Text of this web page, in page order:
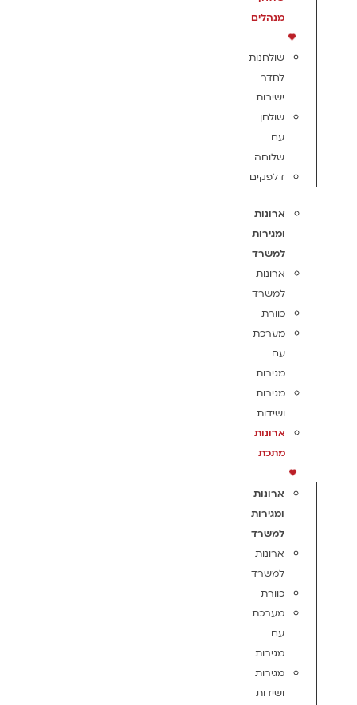
מנהלים
שולחנות
לחדר
ישיבות
שולחן
עם
שלוחה
דלפקים
ארונות
ומגירות
למשרד
ארונות
למשרד
כוורת
מערכת
עם
מגירות
מגירות
ושידות
ארונות
מתכת
ארונות
ומגירות
למשרד
ארונות
למשרד
כוורת
מערכת
עם
מגירות
מגירות
ושידות